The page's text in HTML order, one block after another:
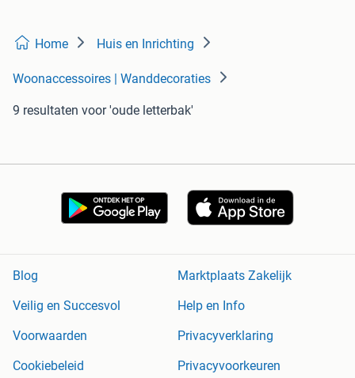
Home Huis en Inrichting
Woonaccessoires | Wanddecoraties
9 resultaten voor 'oude letterbak'
Blog
Marktplaats Zakelijk
Veilig en Succesvol
Help en Info
Voorwaarden
Privacyverklaring
Cookiebeleid
Privacyvoorkeuren